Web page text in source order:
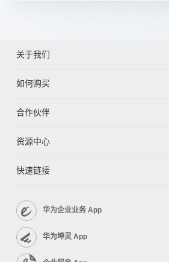
关于我们
如何购买
合作伙伴
资源中心
快速链接
华为企业业务 App
华为坤灵 App